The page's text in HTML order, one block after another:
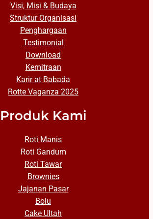
Visi, Misi & Budaya
Struktur Organisasi
Penghargaan
Testimonial
Download
Kemitraan
Karir at Babada
Rotte Vaganza 2025
Produk Kami
Roti Manis
Roti Gandum
Roti Tawar
Brownies
Jajanan Pasar
Bolu
Cake Ultah